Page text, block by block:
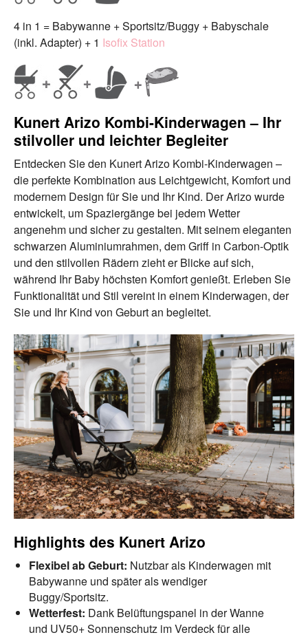
4 in 1 = Babywanne + Sportsitz/Buggy + Babyschale
(inkl. Adapter) + 1 Isofix Station
Kunert Arizo Kombi-Kinderwagen – Ihr
stilvoller und leichter Begleiter
Entdecken Sie den Kunert Arizo Kombi-Kinderwagen –
die perfekte Kombination aus Leichtgewicht, Komfort und
modernem Design für Sie und Ihr Kind. Der Arizo wurde
entwickelt, um Spaziergänge bei jedem Wetter
angenehm und sicher zu gestalten. Mit seinem eleganten
schwarzen Aluminiumrahmen, dem Griff in Carbon-Optik
und den stilvollen Rädern zieht er Blicke auf sich,
während Ihr Baby höchsten Komfort genießt. Erleben Sie
Funktionalität und Stil vereint in einem Kinderwagen, der
Sie und Ihr Kind von Geburt an begleitet.
Highlights des Kunert Arizo
Flexibel ab Geburt: Nutzbar als Kinderwagen mit
Babywanne und später als wendiger
Buggy/Sportsitz.
Wetterfest: Dank Belüftungspanel in der Wanne
und UV50+ Sonnenschutz im Verdeck für alle